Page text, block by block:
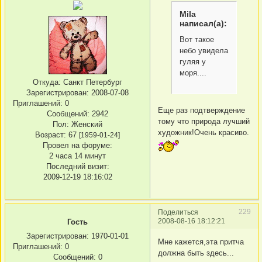
Откуда: Санкт Петербург
Зарегистрирован: 2008-07-08
Приглашений: 0
Сообщений: 2942
Пол: Женский
Возраст: 67 [1959-01-24]
Провел на форуме:
2 часа 14 минут
Последний визит:
2009-12-19 18:16:02
Mila
написал(а):
Вот такое
небо увидела
гуляя у
моря....
Еще раз подтверждение
тому что природа лучший
художник!Очень красиво.
Поделиться
229
2008-08-16 18:12:21
Гость
Зарегистрирован: 1970-01-01
Приглашений: 0
Сообщений: 0
Мне кажется,эта притча
должна быть здесь...